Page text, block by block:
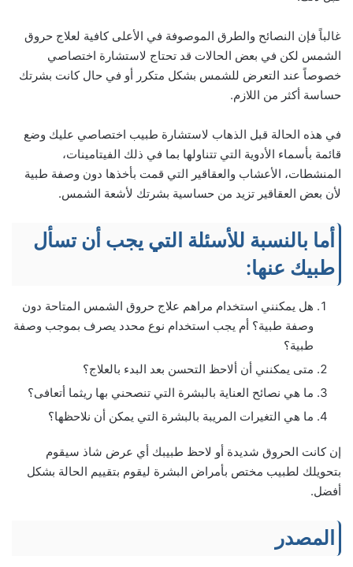
غالباً فإن النصائح والطرق الموصوفة في الأعلى كافية لعلاج حروق
الشمس لكن في بعض الحالات قد تحتاج لاستشارة اختصاصي
خصوصاً عند التعرض للشمس بشكل متكرر أو في حال كانت بشرتك
حساسة أكثر من اللازم.
في هذه الحالة قبل الذهاب لاستشارة طبيب اختصاصي عليك وضع
قائمة بأسماء الأدوية التي تتناولها بما في ذلك الفيتامينات،
المنشطات، الأعشاب والعقاقير التي قمت بأخذها دون وصفة طبية
لأن بعض العقاقير تزيد من حساسية بشرتك لأشعة الشمس.
أما بالنسبة للأسئلة التي يجب أن تسأل
طبيك عنها:
هل يمكنني استخدام مراهم علاج حروق الشمس المتاحة دون
وصفة طبية؟ أم يجب استخدام نوع محدد يصرف بموجب وصفة
طبية؟
متى يمكنني أن ألاحظ التحسن بعد البدء بالعلاج؟
ما هي نصائح العناية بالبشرة التي تنصحني بها ريثما أتعافى؟
ما هي التغيرات المريبة بالبشرة التي يمكن أن نلاحظها؟
إن كانت الحروق شديدة أو لاحظ طبيبك أي عرض شاذ سيقوم
بتحويلك لطبيب مختص بأمراض البشرة ليقوم بتقييم الحالة بشكل
أفضل.
المصدر